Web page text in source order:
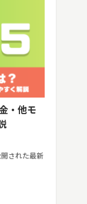
・他モ
された最新